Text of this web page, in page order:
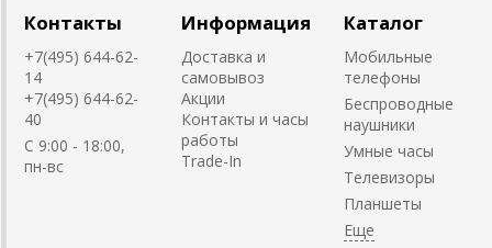
Контакты
+7(495) 644-62-
14
+7(495) 644-62-
40
C 9:00 - 18:00,
пн-вс
Информация
Доставка и
самовывоз
Акции
Контакты и часы
работы
Trade-In
Каталог
Мобильные
телефоны
Беспроводные
наушники
Умные часы
Телевизоры
Планшеты